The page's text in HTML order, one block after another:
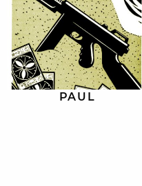
PAUL